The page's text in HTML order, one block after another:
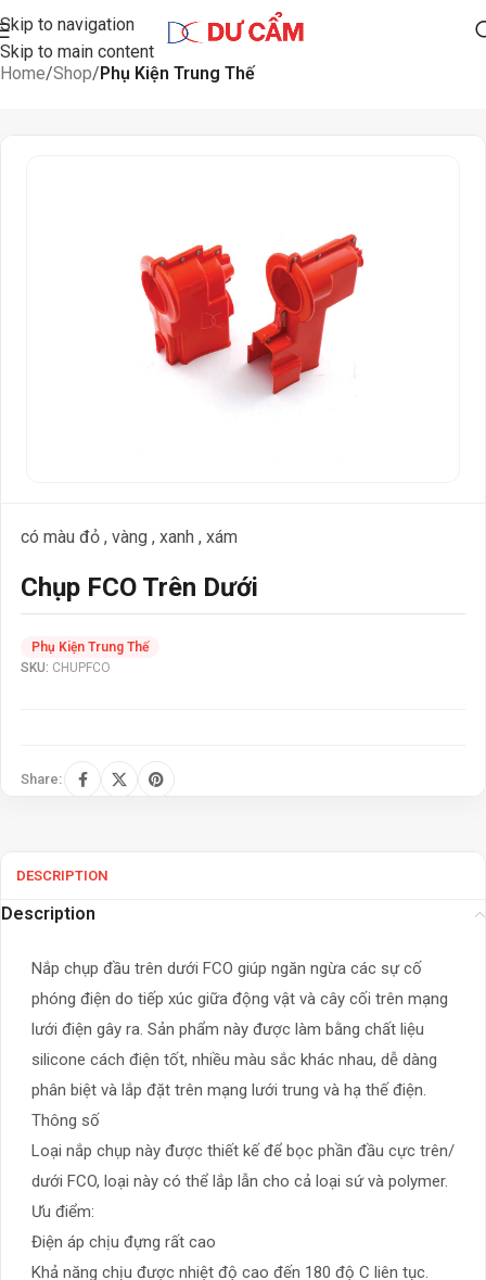
Skip to navigation
Skip to main content
Home Shop Phụ Kiện Trung Thế
Chụp FCO Trên Dưới
có màu đỏ , vàng , xanh , xám
SKU: CHUPFCO
Phụ Kiện Trung Thế
Share:
DESCRIPTION
Description
Nắp chụp đầu trên dưới FCO giúp ngăn ngừa các sự cố
phóng điện do tiếp xúc giữa động vật và cây cối trên mạng
lưới điện gây ra. Sản phẩm này được làm bằng chất liệu
silicone cách điện tốt, nhiều màu sắc khác nhau, dễ dàng
phân biệt và lắp đặt trên mạng lưới trung và hạ thế điện.
Thông số
Loại nắp chụp này được thiết kế để bọc phần đầu cực trên/
dưới FCO, loại này có thể lắp lẫn cho cả loại sứ và polymer.
Ưu điểm:
Điện áp chịu đựng rất cao
Khả năng chịu được nhiệt độ cao đến 180 độ C liên tục.